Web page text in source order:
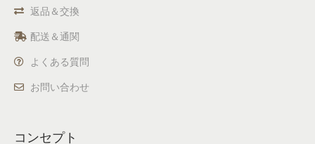
返品＆交換
配送＆通関
よくある質問
お問い合わせ
コンセプト